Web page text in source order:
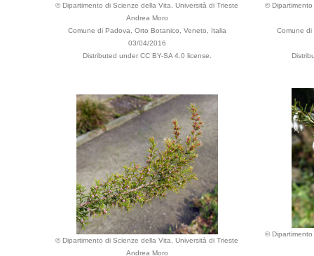
© Dipartimento di Scienze della Vita, Università di Trieste
Andrea Moro
Comune di Padova, Orto Botanico, Veneto, Italia
03/04/2016
Distributed under CC BY-SA 4.0 license.
©
Comune
© Dipartimento di Scienze della Vita, Università di Trieste
Andrea Moro
©